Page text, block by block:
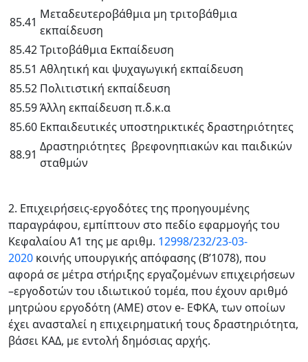
85.41
Μεταδευτεροβάθμια μη τριτοβάθμια
εκπαίδευση
85.42Τριτοβάθμια Εκπαίδευση
85.51 Αθλητική και ψυχαγωγική εκπαίδευση
85.52 Πολιτιστική εκπαίδευση
85.59Άλλη εκπαίδευση π.δ.κ.α
85.60 Εκπαιδευτικές υποστηρικτικές δραστηριότητες
88.91
Δραστηριότητες βρεφονηπιακών και παιδικών
σταθμών
2. Επιχειρήσεις-εργοδότες της προηγουμένης
παραγράφου, εμπίπτουν στο πεδίο εφαρμογής του
Κεφαλαίου Α1 της με αριθμ. 12998/232/23-03-
2020 κοινής υπουργικής απόφασης (Β’1078), που
αφορά σε μέτρα στήριξης εργαζομένων επιχειρήσεων
–εργοδοτών του ιδιωτικού τομέα, που έχουν αριθμό
μητρώου εργοδότη (ΑΜΕ) στον e- ΕΦΚΑ, των οποίων
έχει ανασταλεί η επιχειρηματική τους δραστηριότητα,
βάσει ΚΑΔ, με εντολή δημόσιας αρχής.